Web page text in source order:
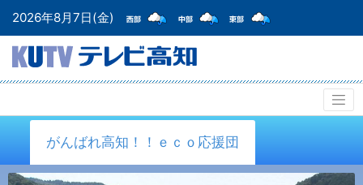
2026年8月7日(金)
がんばれ高知！！ｅｃｏ応援団